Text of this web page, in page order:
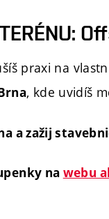
TERÉNU:
praxi na
, kde uvidíš
a zažij
na webu